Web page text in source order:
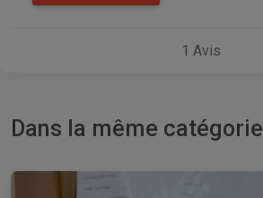
1 Avis
Dans la même catégorie